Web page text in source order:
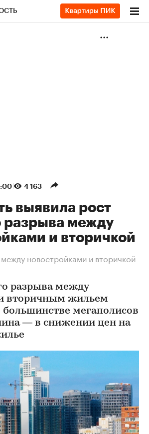
4 163
выявила рост
разрыва между
и вторичкой
новостройками и вторичкой
разрыва между
вторичным жильем
мегаполисов
— в снижении цен на